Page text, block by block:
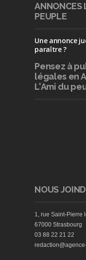
ANNONCES
PEUPLE
Une annonce
paraître ?
Pensez à
légales en
L'Ami du
NOUS
1, rue Saint-Pierre
67000 Strasbourg
03 88 22 21 22